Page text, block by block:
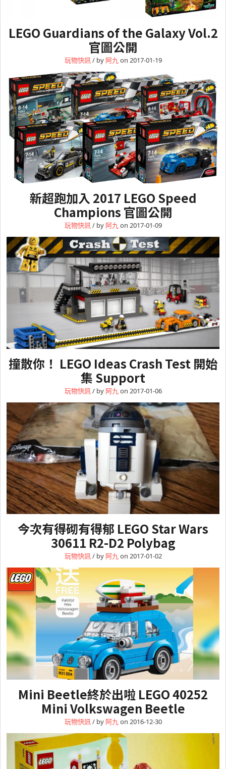
LEGO Guardians of the Galaxy Vol.2
官圖公開
玩物快訊/ by 阿九on 2017-01-19
新超跑加入 2017 LEGO Speed
Champions 官圖公開
玩物快訊/ by 阿九on 2017-01-09
撞散你！ LEGO Ideas Crash Test 開始
集 Support
玩物快訊/ by 阿九on 2017-01-06
今次有得砌有得郁 LEGO Star Wars
30611 R2-D2 Polybag
玩物快訊/ by 阿九on 2017-01-02
Mini Beetle終於出啦 LEGO 40252
Mini Volkswagen Beetle
玩物快訊/ by 阿九on 2016-12-30